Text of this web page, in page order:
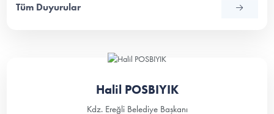
Tüm Duyurular
Halil POSBIYIK
Kdz. Ereğli Belediye Başkanı